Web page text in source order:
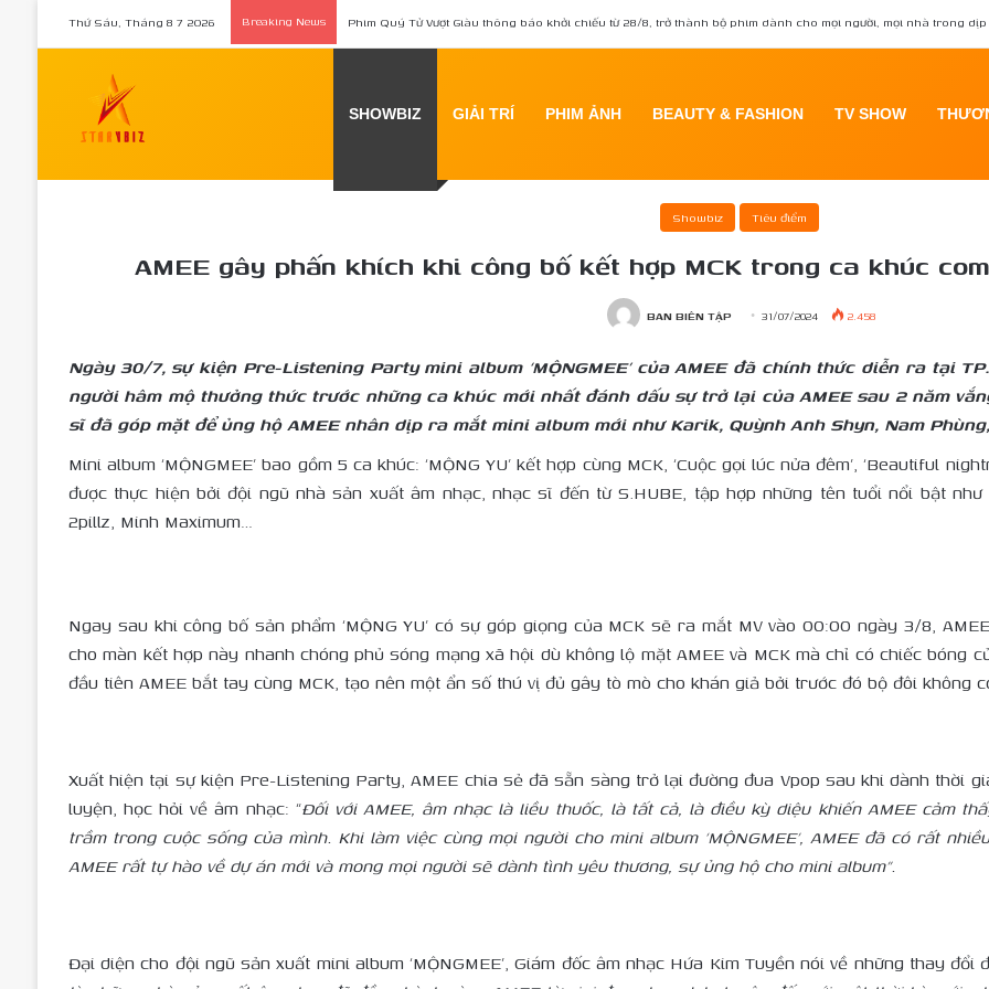
Thứ Sáu, Tháng 8 7 2026 Breaking News Phim Quý Tử Vượt Giàu thông báo khởi chiếu từ 28/8, trở thành bộ phim dành cho mọi người, mọi nhà trong
SHOWBIZ GIẢI TRÍ PHIM ẢNH BEAUTY & FASHION TV SHOW
Showbiz Tiêu điểm
AMEE gây phấn khích khi công bố kết hợp MCK trong ca khúc
BAN BIÊN TẬP 31/07/2024 2.458
Ngày 30/7, sự kiện Pre-Listening Party mini album ‘MỘNGMEE’ của AMEE đã chính thức diễn ra tại
người hâm mộ thưởng thức trước những ca khúc mới nhất đánh dấu sự trở lại của AMEE sau 2 năm
sĩ đã góp mặt để ủng hộ AMEE nhân dịp ra mắt mini album mới như Karik, Quỳnh Anh Shyn, Nam
Mini album ‘MỘNGMEE’ bao gồm 5 ca khúc: ‘MỘNG YU’ kết hợp cùng MCK, ‘Cuộc gọi lúc nửa đêm’, ‘Beautiful
được thực hiện bởi đội ngũ nhà sản xuất âm nhạc, nhạc sĩ đến từ S.HUBE, tập hợp những tên tuổi nổi bật như
2pillz, Minh Maximum…
Ngay sau khi công bố sản phẩm ‘MỘNG YU’ có sự góp giọng của MCK sẽ ra mắt MV vào 00:00 ngày 3/8,
cho màn kết hợp này nhanh chóng phủ sóng mạng xã hội dù không lộ mặt AMEE và MCK mà chỉ có chiếc bóng
đầu tiên AMEE bắt tay cùng MCK, tạo nên một ẩn số thú vị đủ gây tò mò cho khán giả bởi trước đó bộ đôi
Xuất hiện tại sự kiện Pre-Listening Party, AMEE chia sẻ đã sẵn sàng trở lại đường đua Vpop sau khi dành thời
luyện, học hỏi về âm nhạc: “Đối với AMEE, âm nhạc là liều thuốc, là tất cả, là điều kỳ diệu khiến AMEE cảm
trầm trong cuộc sống của mình. Khi làm việc cùng mọi người cho mini album ‘MỘNGMEE’, AMEE đã có rất
AMEE rất tự hào về dự án mới và mong mọi người sẽ dành tình yêu thương, sự ủng hộ cho mini album”.
Đại diện cho đội ngũ sản xuất mini album ‘MỘNGMEE’, Giám đốc âm nhạc Hứa Kim Tuyền nói về những thay